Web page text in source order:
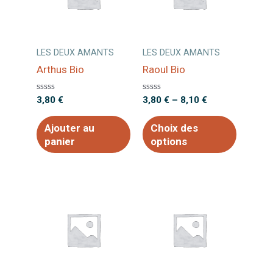
LES DEUX AMANTS
Arthus Bio
Note
sur
5
3,80 €
Ajouter au
panier
LES DEUX AMANTS
Raoul Bio
Note
sur
5
3,80 € – 8,10 €
Choix des
options